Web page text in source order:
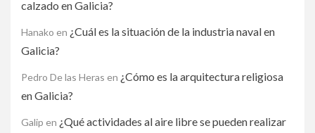
calzado en Galicia?
Hanako en ¿Cuál es la situación de la industria naval en
Galicia?
Pedro De las Heras en ¿Cómo es la arquitectura religiosa
en Galicia?
Galip en ¿Qué actividades al aire libre se pueden realizar